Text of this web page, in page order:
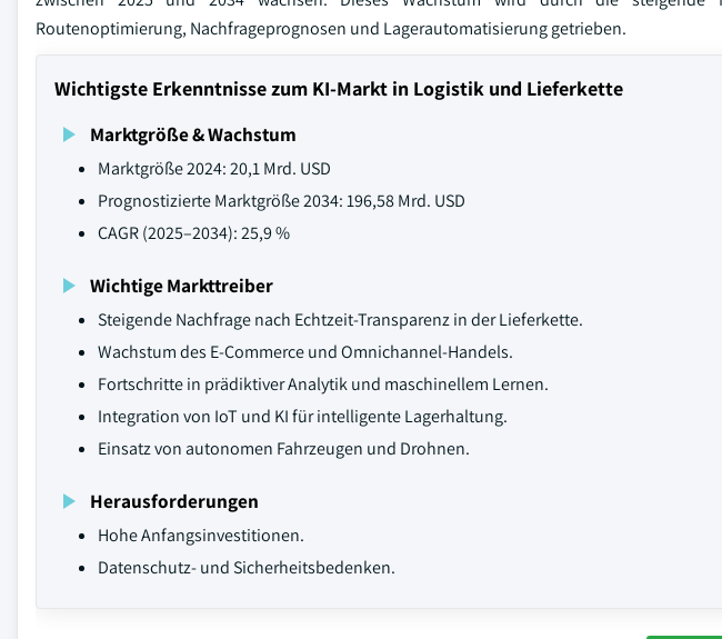
Routenoptimierung, Nachfrageprognosen und Lagerautomatisierung getrieben.
Wichtigste Erkenntnisse zum KI-Markt in Logistik und Lieferkette
Marktgröße & Wachstum
Marktgröße 2024: 20,1 Mrd. USD
Prognostizierte Marktgröße 2034: 196,58 Mrd. USD
CAGR (2025–2034): 25,9 %
Wichtige Markttreiber
Steigende Nachfrage nach Echtzeit-Transparenz in der Lieferkette.
Wachstum des E-Commerce und Omnichannel-Handels.
Fortschritte in prädiktiver Analytik und maschinellem Lernen.
Integration von IoT und KI für intelligente Lagerhaltung.
Einsatz von autonomen Fahrzeugen und Drohnen.
Herausforderungen
Hohe Anfangsinvestitionen.
Datenschutz- und Sicherheitsbedenken.